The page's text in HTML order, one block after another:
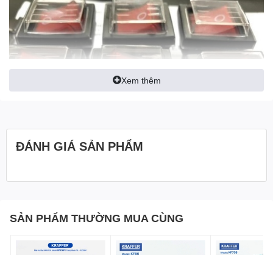
Đặc Điểm Nổi Bật
Thiết Kế Bền Bỉ và Chắc Chắn
Xem thêm
ĐÁNH GIÁ SẢN PHẨM
SẢN PHẨM THƯỜNG MUA CÙNG